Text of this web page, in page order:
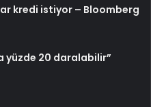
kredi istiyor – Bloomberg
yüzde 20 daralabilir”